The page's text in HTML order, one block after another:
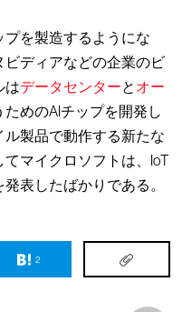
プを製造するようにな
ビディアなどの企業のビ
はデータセンターと オー
ためのAIチップを開発し
製品で動作する新たな
てマイクロソフトは、IoT
発表したばかりである。
2